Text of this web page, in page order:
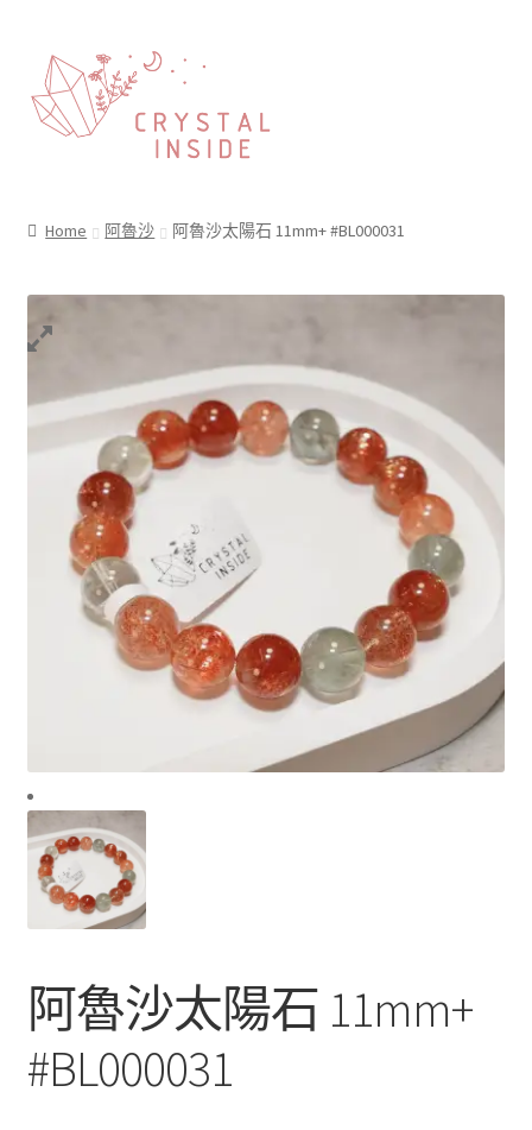
Home 阿魯沙 阿魯沙太陽石 11mm+ #BL000031
阿魯沙太陽石 11mm+
#BL000031